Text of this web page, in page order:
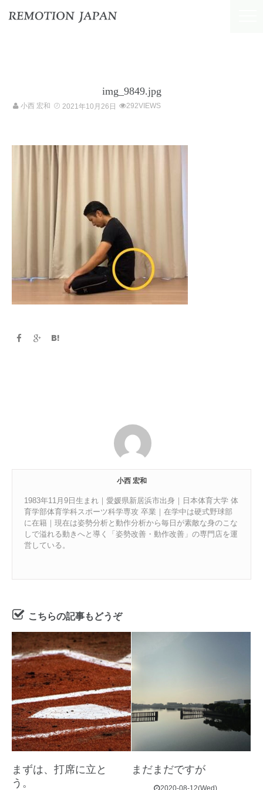
img_9849.jpg
小西 宏和 2021年10月26日 292VIEWS
小西 宏和
1983年11月9日生まれ｜愛媛県新居浜市出身｜日本体育大学 体
育学部体育学科スポーツ科学専攻 卒業｜在学中は硬式野球部
に在籍｜現在は姿勢分析と動作分析から毎日が素敵な身のこな
しで溢れる動きへと導く「姿勢改善・動作改善」の専門店を運
営している。
こちらの記事もどうぞ
まずは、打席に立と
う。
まだまだですが
2020-08-12(Wed)